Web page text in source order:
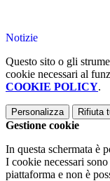
Notizie
Questo sito o gli
cookie necessari al
COOKIE POLICY.
Personalizza Rifiuta
Gestione cookie
In questa schermata è
I cookie necessari
piattaforma e non è